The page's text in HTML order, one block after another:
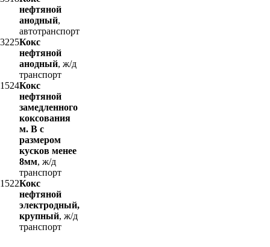
нефтяной
анодный,
автотранспорт
3225Кокс
нефтяной
анодный, ж/д
транспорт
1524Кокс
нефтяной
замедленного
коксования
м. В с
размером
кусков менее
8мм, ж/д
транспорт
1522Кокс
нефтяной
электродный,
крупный, ж/д
транспорт